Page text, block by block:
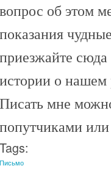
вопрос об этом
показания
приезжайте
истории о нашем
Писать мне
попутчиками
Tags:
Письмо